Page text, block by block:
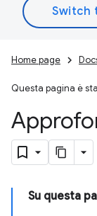
Home page
Questa pagina è
Su questa